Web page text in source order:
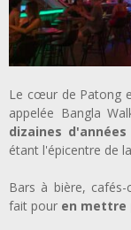
Le cœur de Patong
appelée Bangla
dizaines d'années
étant l'épicentre de
Bars à bière,
fait pour en mettre